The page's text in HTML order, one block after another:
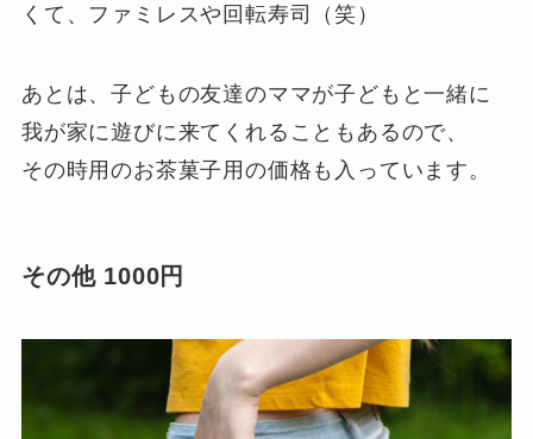
くて、ファミレスや回転寿司（笑）
あとは、子どもの友達のママが子どもと一緒に
我が家に遊びに来てくれることもあるので、
その時用のお茶菓子用の価格も入っています。
その他 1000円